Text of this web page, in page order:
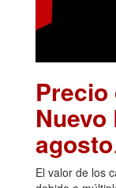
Precio
Nuevo
agosto
El valor de los